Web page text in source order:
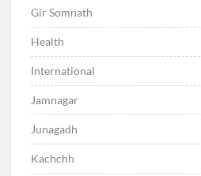
Gir Somnath
Health
International
Jamnagar
Junagadh
Kachchh